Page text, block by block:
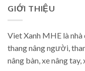
GIỚI THIỆU
Viet Xanh MHE là
thang nâng người,
nâng bàn, xe nâng